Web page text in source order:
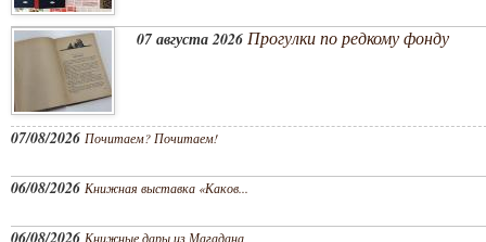
07 августа 2026 Прогулки по редкому фонду
07/08/2026 Почитаем? Почитаем!
06/08/2026 Книжная выставка «Каков...
06/08/2026 Книжные дары из Магадана